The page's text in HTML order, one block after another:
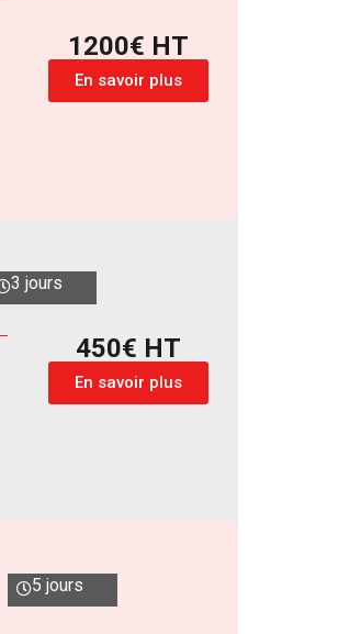
1200€ HT
En savoir plus
3 jours
450€ HT
En savoir plus
5 jours